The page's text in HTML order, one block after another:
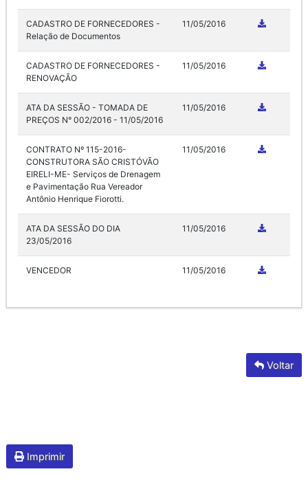
CADASTRO DE FORNECEDORES -
Relação de Documentos
11/05/2016
CADASTRO DE FORNECEDORES -
RENOVAÇÃO
11/05/2016
ATA DA SESSÃO - TOMADA DE
PREÇOS N° 002/2016 - 11/05/2016
11/05/2016
CONTRATO Nº 115-2016-
CONSTRUTORA SÃO CRISTÓVÃO
EIRELI-ME- Serviços de Drenagem
e Pavimentação Rua Vereador
Antônio Henrique Fiorotti.
11/05/2016
ATA DA SESSÃO DO DIA
23/05/2016
11/05/2016
VENCEDOR 11/05/2016
Voltar
Imprimir